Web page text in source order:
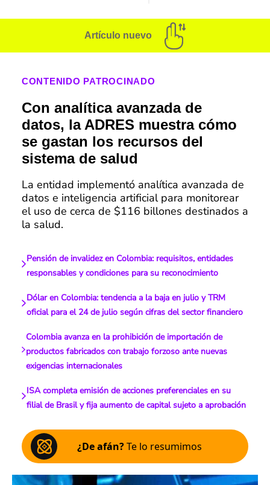
Artículo nuevo
CONTENIDO PATROCINADO
Con analítica avanzada de
datos, la ADRES muestra cómo
se gastan los recursos del
sistema de salud
La entidad implementó analítica avanzada de
datos e inteligencia artificial para monitorear
el uso de cerca de $116 billones destinados a
la salud.
Pensión de invalidez en Colombia: requisitos, entidades
responsables y condiciones para su reconocimiento
Dólar en Colombia: tendencia a la baja en julio y TRM
oficial para el 24 de julio según cifras del sector financiero
Colombia avanza en la prohibición de importación de
productos fabricados con trabajo forzoso ante nuevas
exigencias internacionales
ISA completa emisión de acciones preferenciales en su
filial de Brasil y fija aumento de capital sujeto a aprobación
¿De afán?Te lo resumimos